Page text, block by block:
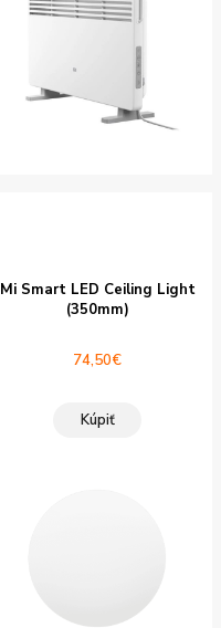
Mi Smart LED Ceiling Light
(350mm)
74,50€
Kúpiť